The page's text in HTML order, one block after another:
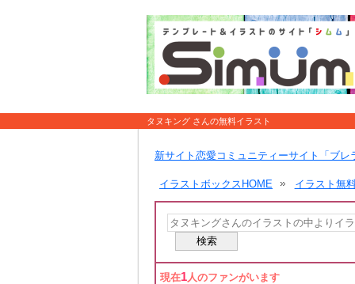
タヌキング さんの無料イラスト
新サイト恋愛コミュニティーサイト「ブレ
イラストボックスHOME イラスト無
現在1人のファンがいます